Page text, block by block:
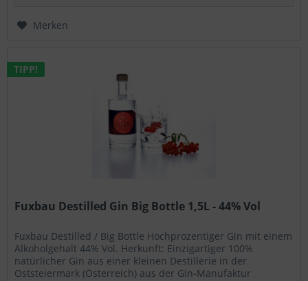
Merken
TIPP!
Fuxbau Destilled Gin Big Bottle 1,5L - 44% Vol
Fuxbau Destilled / Big Bottle Hochprozentiger Gin mit einem
Alkoholgehalt 44% Vol. Herkunft: Einzigartiger 100%
natürlicher Gin aus einer kleinen Destillerie in der
Oststeiermark (Österreich) aus der Gin-Manufaktur